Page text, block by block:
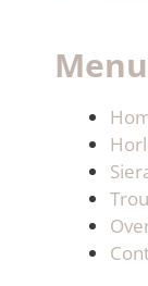
Menu